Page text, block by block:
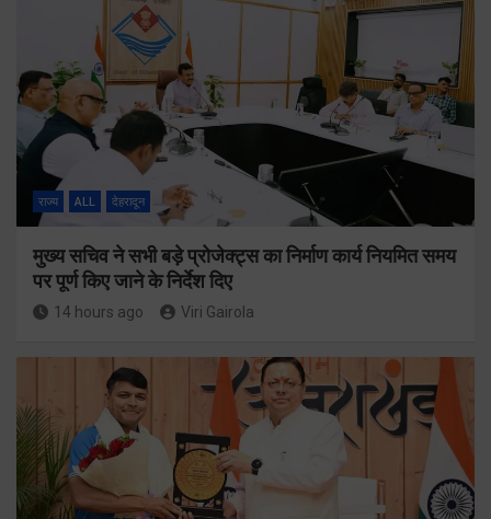
राज्य ALL देहरादून
मुख्य सचिव ने सभी बड़े प्रोजेक्ट्स का निर्माण कार्य नियमित समय
पर पूर्ण किए जाने के निर्देश दिए
14 hours ago Viri Gairola